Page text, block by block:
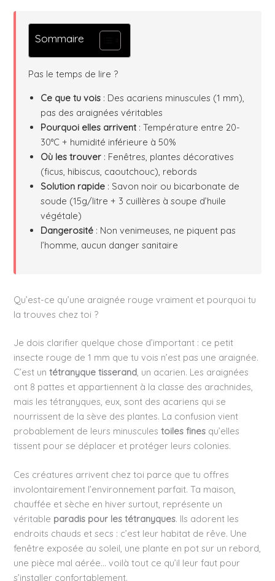
Sommaire
Pas le temps de lire ?
Ce que tu vois : Des acariens minuscules (1 mm),
pas des araignées véritables
Pourquoi elles arrivent : Température entre 20-
30°C + humidité inférieure à 50%
Où les trouver : Fenêtres, plantes décoratives
(ficus, hibiscus, caoutchouc), rebords
Solution rapide : Savon noir ou bicarbonate de
soude (15g/litre + 3 cuillères à soupe d’huile
végétale)
Dangerosité : Non venimeuses, ne piquent pas
l’homme, aucun danger sanitaire
Qu’est-ce qu’une araignée rouge vraiment et pourquoi tu
la trouves chez toi ?
Je dois clarifier quelque chose d’important : ce petit
insecte rouge de 1 mm que tu vois n’est pas une araignée.
C’est untétranyque tisserand , un acarien. Les araignées
ont 8 pattes et appartiennent à la classe des arachnides,
mais les tétranyques, eux, sont des acariens qui se
nourrissent de la sève des plantes. La confusion vient
probablement de leurs minusculestoiles fines qu’elles
tissent pour se déplacer et protéger leurs colonies.
Ces créatures arrivent chez toi parce que tu offres
involontairement l’environnement parfait. Ta maison,
chauffée et sèche en hiver surtout, représente un
véritable paradis pour les tétranyques. Ils adorent les
endroits chauds et secs : c’est leur habitat de rêve. Une
fenêtre exposée au soleil, une plante en pot sur un rebord,
une pièce mal aérée… voilà tout ce qu’il leur faut pour
s’installer confortablement.